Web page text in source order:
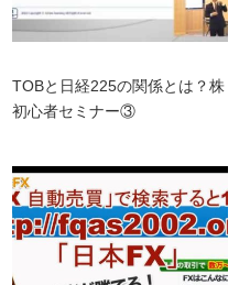
TOBと日経225の関係とは？株
初心者セミナー③